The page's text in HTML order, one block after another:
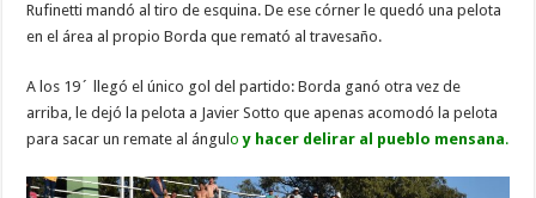
Rufinetti mandó al tiro de esquina. De ese córner le quedó una pelota
en el área al propio Borda que remató al travesaño.
A los 19´ llegó el único gol del partido: Borda ganó otra vez de
arriba, le dejó la pelota a Javier Sotto que apenas acomodó la pelota
para sacar un remate al ánguloy hacer delirar al pueblo mensana.